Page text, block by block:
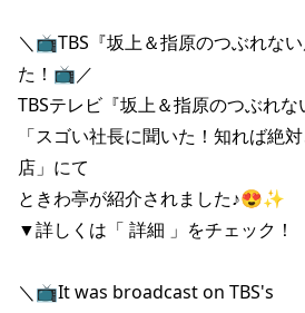
＼📺️TBS『坂上＆指原のつぶれな
た！📺️／
TBSテレビ『坂上＆指原のつぶれな
「スゴい社長に聞いた！知れば絶
店」にて
ときわ亭が紹介されました♪😍✨
▼詳しくは「 詳細 」をチェック！
＼📺️It was broadcast on TBS's